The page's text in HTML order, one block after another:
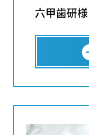
六甲歯研